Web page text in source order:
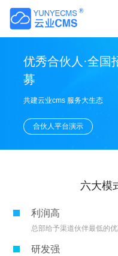
优秀合伙人·全国
募
共建云业cms 服务大生态
合伙人平台演示
六大模
利润高
总部给予渠道伙伴最低的
研发强